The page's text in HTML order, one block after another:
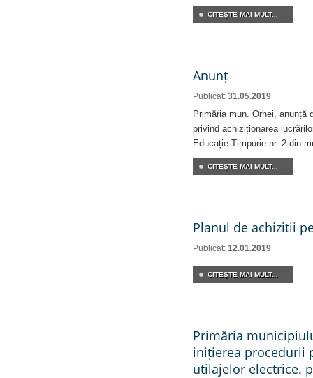
CITEŞTE MAI MULT...
Anunț
Publicat: 31.05.2019
Primăria mun. Orhei, anunță
privind achiziționarea
Educație Timpurie nr. 2 din
CITEŞTE MAI MULT...
Planul de achizitii
Publicat: 12.01.2019
CITEŞTE MAI MULT...
Primăria
inițierea procedurii
utilajelor electrice.